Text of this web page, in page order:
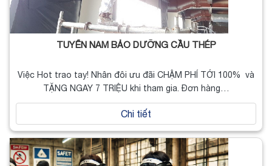
TUYỂN NAM BẢO DƯỠNG CẦU THÉP
Việc Hot trao tay! Nhân đôi ưu đãi CHẬM PHÍ TỚI 100% và
TẶNG NGAY 7 TRIỆU khi tham gia. Đơn hàng…
Chi tiết